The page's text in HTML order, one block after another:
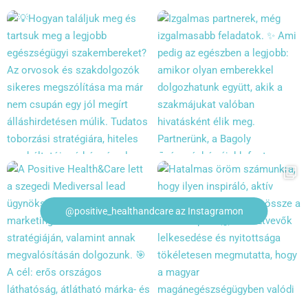
@positive_healthandcare az Instagramon